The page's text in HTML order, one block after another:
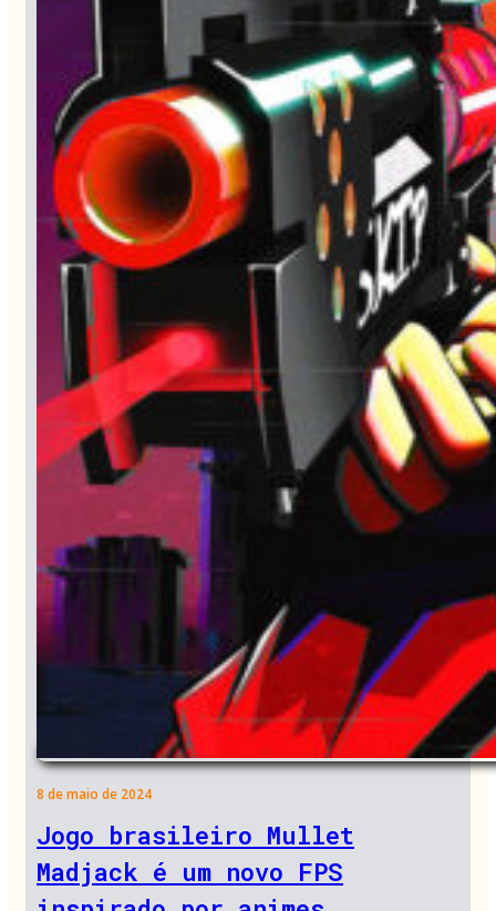
8 de maio de 2024
Jogo brasileiro Mullet
Madjack é um novo FPS